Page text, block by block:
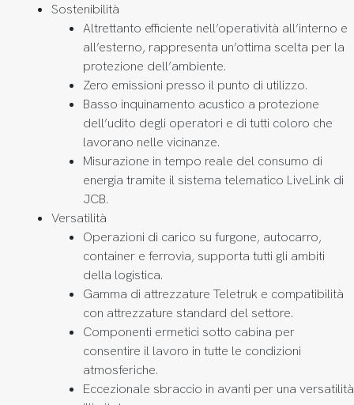
Sostenibilità
Altrettanto efficiente nell’operatività all’interno e
all’esterno, rappresenta un’ottima scelta per la
protezione dell’ambiente.
Zero emissioni presso il punto di utilizzo.
Basso inquinamento acustico a protezione
dell’udito degli operatori e di tutti coloro che
lavorano nelle vicinanze.
Misurazione in tempo reale del consumo di
energia tramite il sistema telematico LiveLink di
JCB.
Versatilità
Operazioni di carico su furgone, autocarro,
container e ferrovia, supporta tutti gli ambiti
della logistica.
Gamma di attrezzature Teletruk e compatibilità
con attrezzature standard del settore.
Componenti ermetici sotto cabina per
consentire il lavoro in tutte le condizioni
atmosferiche.
Eccezionale sbraccio in avanti per una versatilità